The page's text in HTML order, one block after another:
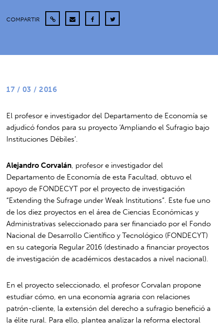
COMPARTIR
17 / 03 / 2016
El profesor e investigador del Departamento de Economía se
adjudicó fondos para su proyecto ‘Ampliando el Sufragio bajo
Instituciones Débiles’.
Alejandro Corvalán, profesor e investigador del
Departamento de Economía de esta Facultad, obtuvo el
apoyo de FONDECYT por el proyecto de investigación
“Extending the Sufrage under Weak Institutions”. Este fue uno
de los diez proyectos en el área de Ciencias Económicas y
Administrativas seleccionado para ser financiado por el Fondo
Nacional de Desarrollo Científico y Tecnológico (FONDECYT)
en su categoría Regular 2016 (destinado a financiar proyectos
de investigación de académicos destacados a nivel nacional).
En el proyecto seleccionado, el profesor Corvalan propone
estudiar cómo, en una economía agraria con relaciones
patrón-cliente, la extensión del derecho a sufragio benefició a
la élite rural. Para ello, plantea analizar la reforma electoral